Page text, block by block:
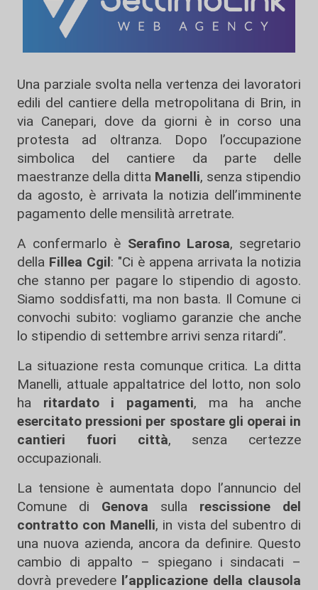
Una parziale svolta nella vertenza dei lavoratori
edili del cantiere della metropolitana di Brin, in
via Canepari, dove da giorni è in corso una
protesta ad oltranza. Dopo l’occupazione
simbolica del cantiere da parte delle
maestranze della ditta Manelli, senza stipendio
da agosto, è arrivata la notizia dell’imminente
pagamento delle mensilità arretrate.
A confermarlo è Serafino Larosa, segretario
della Fillea Cgil: "Ci è appena arrivata la notizia
che stanno per pagare lo stipendio di agosto.
Siamo soddisfatti, ma non basta. Il Comune ci
convochi subito: vogliamo garanzie che anche
lo stipendio di settembre arrivi senza ritardi”.
La situazione resta comunque critica. La ditta
Manelli, attuale appaltatrice del lotto, non solo
ha ritardato i pagamenti, ma ha anche
esercitato pressioni per spostare gli operai in
cantieri fuori città, senza certezze
occupazionali.
La tensione è aumentata dopo l’annuncio del
Comune di Genova sulla rescissione del
contratto con Manelli, in vista del subentro di
una nuova azienda, ancora da definire. Questo
cambio di appalto – spiegano i sindacati –
dovrà prevedere l’applicazione della clausola